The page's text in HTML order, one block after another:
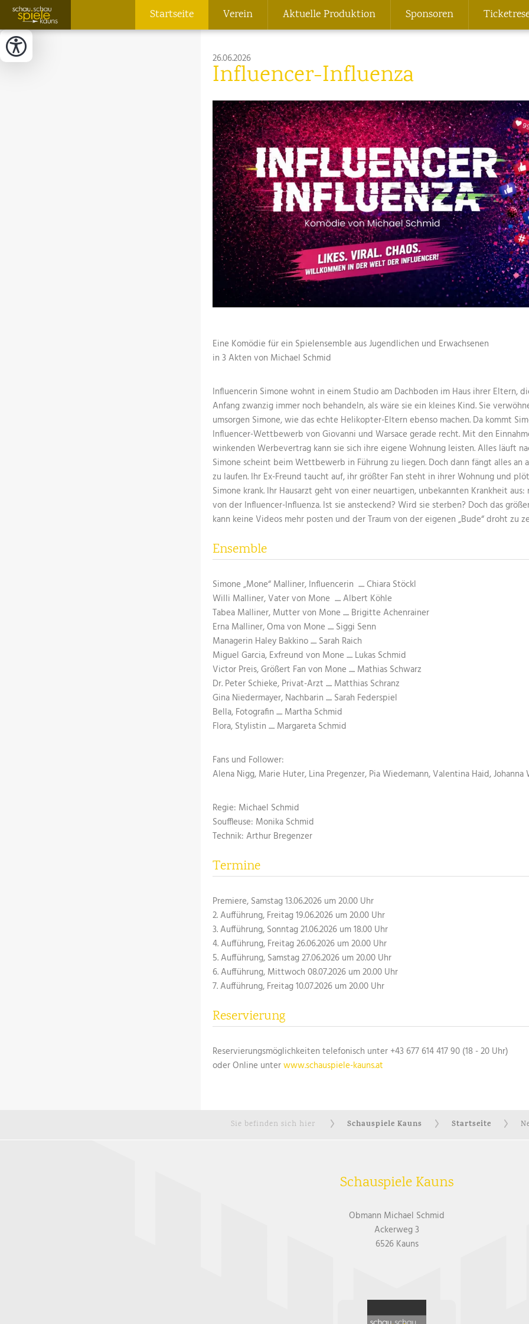
Startseite Verein Aktuelle Produktion Sponsoren
26.06.2026
Influencer-Influenza
Eine Komödie für ein Spielensemble aus Jugendlichen und Erwachsenen
in 3 Akten von Michael Schmid
Influencerin Simone wohnt in einem Studio am Dachboden im Haus ihrer Eltern,
Anfang zwanzig immer noch behandeln, als wäre sie ein kleines Kind. Sie
umsorgen Simone, wie das echte Helikopter-Eltern ebenso machen. Da kommt
Influencer-Wettbewerb von Giovanni und Warsace gerade recht. Mit den
winkenden Werbevertrag kann sie sich ihre eigene Wohnung leisten. Alles läuft
Simone scheint beim Wettbewerb in Führung zu liegen. Doch dann fängt alles an
zu laufen. Ihr Ex-Freund taucht auf, ihr größter Fan steht in ihrer Wohnung und
Simone krank. Ihr Hausarzt geht von einer neuartigen, unbekannten Krankheit aus:
von der Influencer-Influenza. Ist sie ansteckend? Wird sie sterben? Doch das
kann keine Videos mehr posten und der Traum von der eigenen „Bude“ droht zu
Ensemble
Simone „Mone“ Malliner, Influencerin ..... Chiara Stöckl
Willi Malliner, Vater von Mone ..... Albert Köhle
Tabea Malliner, Mutter von Mone ..... Brigitte Achenrainer
Erna Malliner, Oma von Mone ..... Siggi Senn
Managerin Haley Bakkino ..... Sarah Raich
Miguel Garcia, Exfreund von Mone ..... Lukas Schmid
Victor Preis, Größert Fan von Mone ..... Mathias Schwarz
Dr. Peter Schieke, Privat-Arzt ..... Matthias Schranz
Gina Niedermayer, Nachbarin ..... Sarah Federspiel
Bella, Fotografin ..... Martha Schmid
Flora, Stylistin ..... Margareta Schmid
Fans und Follower:
Alena Nigg, Marie Huter, Lina Pregenzer, Pia Wiedemann, Valentina Haid, Johanna
Regie: Michael Schmid
Souffleuse: Monika Schmid
Technik: Arthur Bregenzer
Termine
Premiere, Samstag 13.06.2026 um 20.00 Uhr
2. Aufführung, Freitag 19.06.2026 um 20.00 Uhr
3. Aufführung, Sonntag 21.06.2026 um 18.00 Uhr
4. Aufführung, Freitag 26.06.2026 um 20.00 Uhr
5. Aufführung, Samstag 27.06.2026 um 20.00 Uhr
6. Aufführung, Mittwoch 08.07.2026 um 20.00 Uhr
7. Aufführung, Freitag 10.07.2026 um 20.00 Uhr
Reservierung
Reservierungsmöglichkeiten telefonisch unter +43 677 614 417 90 (18 - 20 Uhr)
oder Online unterwww.schauspiele-kauns.at
Sie befinden sich hier Schauspiele Kauns Startseite
Schauspiele Kauns
Obmann Michael Schmid
Ackerweg 3
6526 Kauns